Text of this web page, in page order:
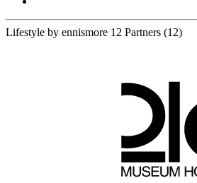
Lifestyle by ennismore 12 Partners (12)